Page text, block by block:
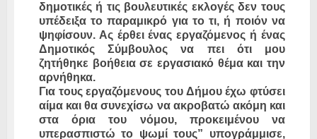
δημοτικές ή τις βουλευτικές εκλογές δεν τους
υπέδειξα το παραμικρό για το τι, ή ποιόν να
ψηφίσουν. Ας έρθει ένας εργαζόμενος ή ένας
Δημοτικός Σύμβουλος να πει ότι μου
ζητήθηκε βοήθεια σε εργασιακό θέμα και την
αρνήθηκα.
Για τους εργαζόμενους του Δήμου έχω φτύσει
αίμα και θα συνεχίσω να ακροβατώ ακόμη και
στα όρια του νόμου, προκειμένου να
υπερασπιστώ το ψωμί τους” υπογράμμισε,